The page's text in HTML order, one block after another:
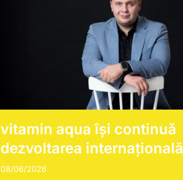
vitamin aqua își continuă
dezvoltarea internațională
08/06/2026